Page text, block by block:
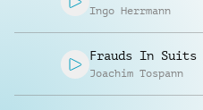
Ingo Herrmann
Frauds In Suits
Joachim Tospann